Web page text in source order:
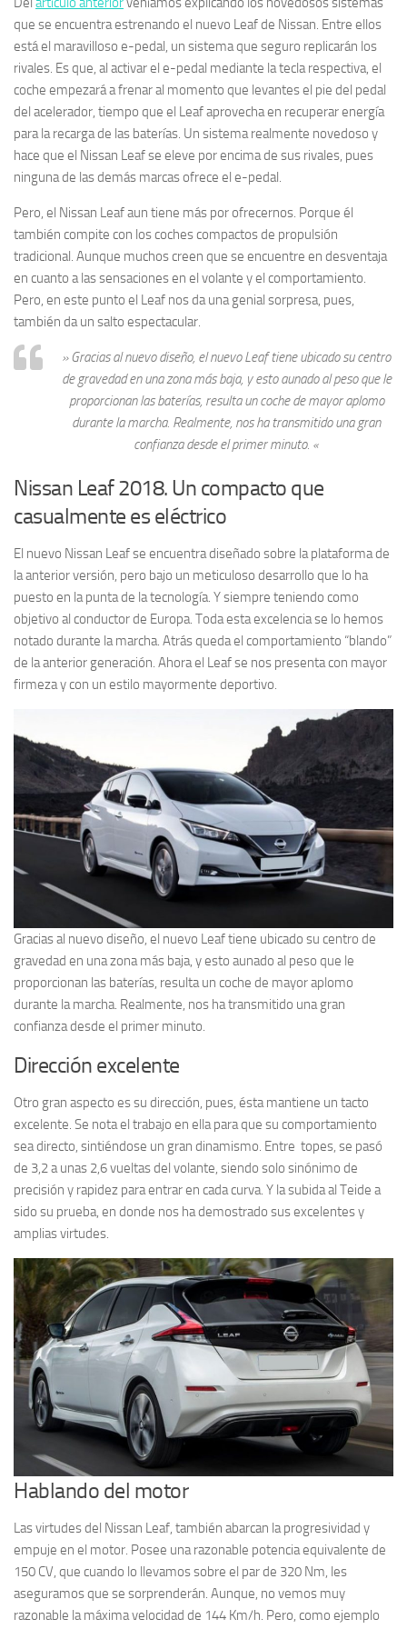
que se encuentra estrenando el nuevo Leaf de Nissan. Entre ellos
está el maravilloso e-pedal, un sistema que seguro replicarán los
rivales. Es que, al activar el e-pedal mediante la tecla respectiva, el
coche empezará a frenar al momento que levantes el pie del pedal
del acelerador, tiempo que el Leaf aprovecha en recuperar energía
para la recarga de las baterías. Un sistema realmente novedoso y
hace que el Nissan Leaf se eleve por encima de sus rivales, pues
ninguna de las demás marcas ofrece el e-pedal.
Pero, el Nissan Leaf aun tiene más por ofrecernos. Porque él
también compite con los coches compactos de propulsión
tradicional. Aunque muchos creen que se encuentre en desventaja
en cuanto a las sensaciones en el volante y el comportamiento.
Pero, en este punto el Leaf nos da una genial sorpresa, pues,
también da un salto espectacular.
» Gracias al nuevo diseño, el nuevo Leaf tiene ubicado su centro
de gravedad en una zona más baja, y esto aunado al peso que le
proporcionan las baterías, resulta un coche de mayor aplomo
durante la marcha. Realmente, nos ha transmitido una gran
confianza desde el primer minuto. «
Nissan Leaf 2018. Un compacto que
casualmente es eléctrico
El nuevo Nissan Leaf se encuentra diseñado sobre la plataforma de
la anterior versión, pero bajo un meticuloso desarrollo que lo ha
puesto en la punta de la tecnología. Y siempre teniendo como
objetivo al conductor de Europa. Toda esta excelencia se lo hemos
notado durante la marcha. Atrás queda el comportamiento “blando”
de la anterior generación. Ahora el Leaf se nos presenta con mayor
firmeza y con un estilo mayormente deportivo.
Gracias al nuevo diseño, el nuevo Leaf tiene ubicado su centro de
gravedad en una zona más baja, y esto aunado al peso que le
proporcionan las baterías, resulta un coche de mayor aplomo
durante la marcha. Realmente, nos ha transmitido una gran
confianza desde el primer minuto.
Dirección excelente
Otro gran aspecto es su dirección, pues, ésta mantiene un tacto
excelente. Se nota el trabajo en ella para que su comportamiento
sea directo, sintiéndose un gran dinamismo. Entre topes, se pasó
de 3,2 a unas 2,6 vueltas del volante, siendo solo sinónimo de
precisión y rapidez para entrar en cada curva. Y la subida al Teide a
sido su prueba, en donde nos ha demostrado sus excelentes y
amplias virtudes.
Hablando del motor
Las virtudes del Nissan Leaf, también abarcan la progresividad y
empuje en el motor. Posee una razonable potencia equivalente de
150 CV, que cuando lo llevamos sobre el par de 320 Nm, les
aseguramos que se sorprenderán. Aunque, no vemos muy
razonable la máxima velocidad de 144 Km/h. Pero, como ejemplo